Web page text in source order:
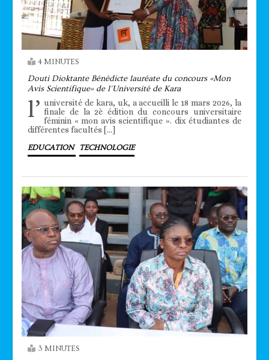
4 MINUTES
Douti Dioktante Bénédicte lauréate du concours «Mon
Avis Scientifique» de l’Université de Kara
l’ université de kara, uk, a accueilli le 18 mars 2026, la
finale de la 2è édition du concours universitaire
féminin « mon avis scientifique ». dix étudiantes de
différentes facultés […]
EDUCATION TECHNOLOGIE
3 MINUTES